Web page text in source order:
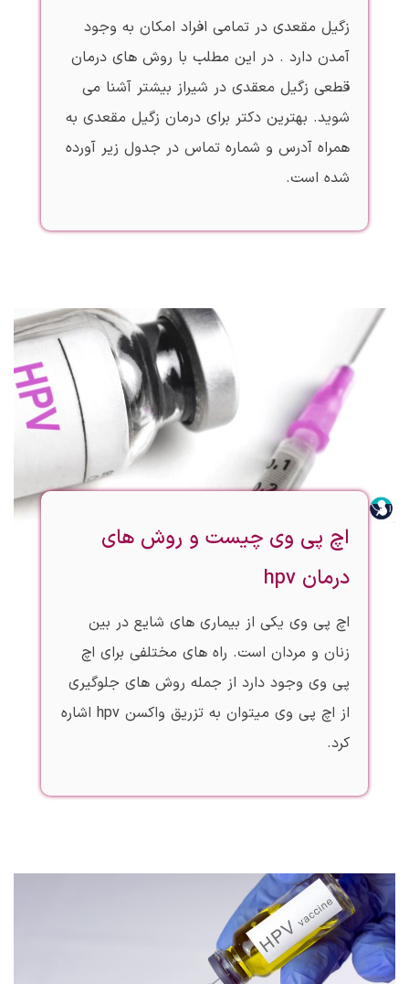
زگیل مقعدی در تمامی افراد امکان به وجود
آمدن دارد . در این مطلب با روش های درمان
قطعی زگیل معقدی در شیراز بیشتر آشنا می
شوید. بهترین دکتر برای درمان زگیل مقعدی به
همراه آدرس و شماره تماس در جدول زیر آورده
شده است.
اچ پی وی چیست و روش های
درمان hpv
اچ پی وی یکی از بیماری های شایع در بین
زنان و مردان است. راه های مختلفی برای اچ
پی وی وجود دارد از جمله روش های جلوگیری
از اچ پی وی میتوان به تزریق واکسن hpv اشاره
کرد.